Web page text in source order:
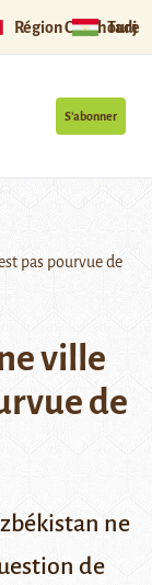
Région Ouïghoure
S’abonner
pas pourvue de
ville
de
ne
de